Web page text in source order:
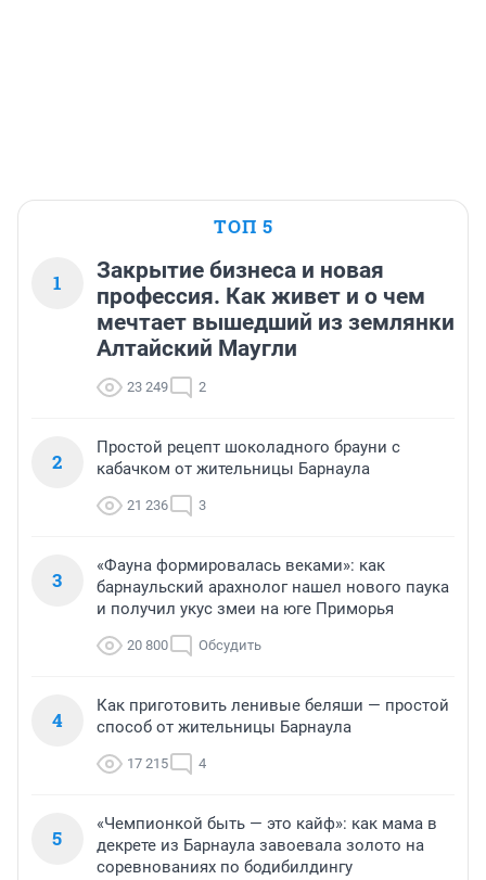
ТОП 5
1
Закрытие бизнеса и новая
профессия. Как живет и о чем
мечтает вышедший из землянки
Алтайский Маугли
23 249 2
2
Простой рецепт шоколадного брауни с
кабачком от жительницы Барнаула
21 236 3
3
«Фауна формировалась веками»: как
барнаульский арахнолог нашел нового паука
и получил укус змеи на юге Приморья
20 800 Обсудить
4
Как приготовить ленивые беляши — простой
способ от жительницы Барнаула
17 215 4
5
«Чемпионкой быть — это кайф»: как мама в
декрете из Барнаула завоевала золото на
соревнованиях по бодибилдингу